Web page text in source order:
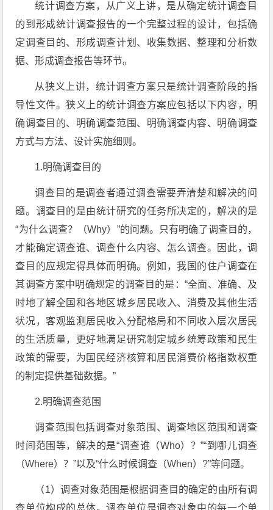
统计调查方案，从广义上讲，是从确定统计调查目
的到形成统计调查报告的一个完整过程的设计，包括确
定调查目的、形成调查计划、收集数据、整理和分析数
据、形成调查报告等环节。
从狭义上讲，统计调查方案只是统计调查阶段的指
导性文件。狭义上的统计调查方案应包括以下内容， 明
确调查目的、明确调查范围、 明确调查内容、明确调查
方式与方法、设计实施细则。
1.明确调查目的
调查目的是调查者通过调查需要弄清楚和解决的问
题。调查目的是由统计研究的任务所决定的，解决的是
“为什么调查？（Why）”的问题。只有明确了调查目的，
才能确定调查谁、调查什么内容、怎么调查。因此，调
查目的应规定得具体而明确。例如，我国的住户调查在
其调查方案中明确规定的调查目的是：“全面、准确、及
时地了解全国和各地区城乡居民收入、消费及其他生活
状况，客观监测居民收入分配格局和不同收入层次居民
的生活质量，更好地满足研究制定城乡统筹政策和民生
政策的需要，为国民经济核算和居民消费价格指数权重
的制定提供基础数据。”
2.明确调查范围
调查范围包括调查对象范围、调查地区范围和调查
时间范围等，解决的是“调查谁（Who）？”“到哪儿调查
（Where）？”以及“什么时候调查（When）?”等问题。
（1）调查对象范围是根据调查目的确定的由所有调
查单位构成的总体。调查单位是调查对象中的每一个单